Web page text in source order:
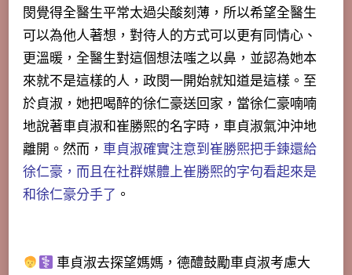
閔覺得全醫生平常太過尖酸刻薄，所以希望全醫生
可以為他人著想，對待人的方式可以更有同情心、
更溫暖，全醫生對這個想法嗤之以鼻，並認為她本
來就不是這樣的人，政閔一開始就知道是這樣。至
於貞淑，她把喝醉的徐仁豪送回家，當徐仁豪喃喃
地說著車貞淑和崔勝熙的名字時，車貞淑氣沖沖地
離開。然而， 車貞淑確實注意到崔勝熙把手鍊還給
徐仁豪，而且在社群媒體上崔勝熙的字句看起來是
和徐仁豪分手了 。
車貞淑去探望媽媽，德醴鼓勵車貞淑考慮大